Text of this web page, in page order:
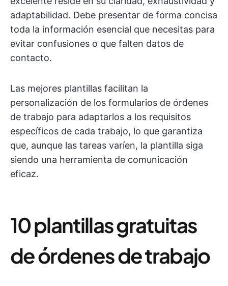
adaptabilidad. Debe presentar de forma concisa
toda la información esencial que necesitas para
evitar confusiones o que falten datos de
contacto.
Las mejores plantillas facilitan la
personalización de los formularios de órdenes
de trabajo para adaptarlos a los requisitos
específicos de cada trabajo, lo que garantiza
que, aunque las tareas varíen, la plantilla siga
siendo una herramienta de comunicación
eficaz.
10 plantillas gratuitas
de órdenes de trabajo